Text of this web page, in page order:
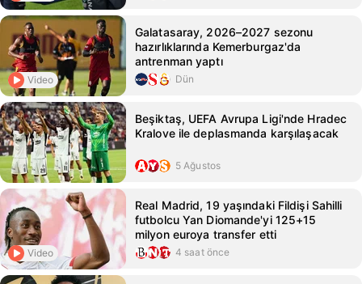
Video
Galatasaray, 2026–2027 sezonu
hazırlıklarında Kemerburgaz'da
antrenman yaptı
Dün
Beşiktaş, UEFA Avrupa Ligi'nde Hradec
Kralove ile deplasmanda karşılaşacak
5 Ağustos
Video
Real Madrid, 19 yaşındaki Fildişi Sahilli
futbolcu Yan Diomande'yi 125+15
milyon euroya transfer etti
4 saat önce